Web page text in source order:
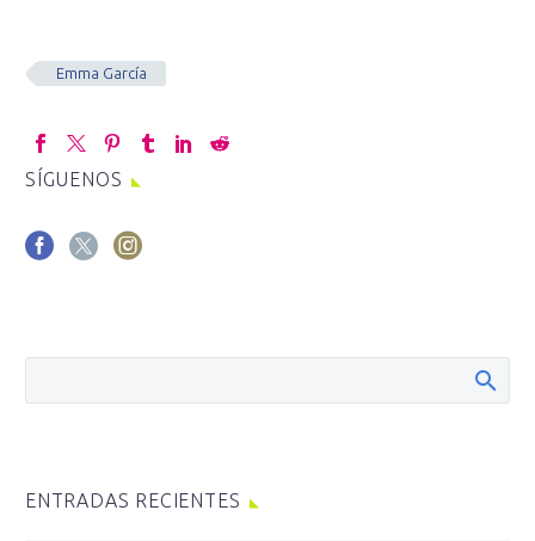
Emma García
SÍGUENOS
ENTRADAS RECIENTES